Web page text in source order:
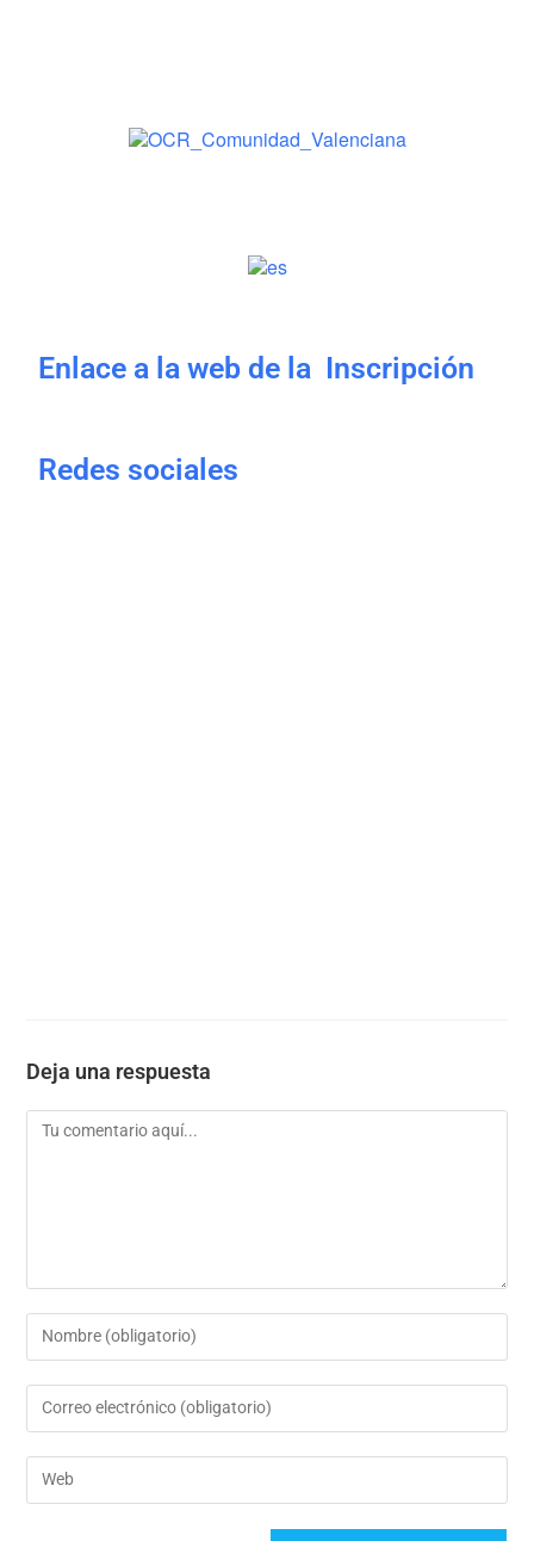
Enlace a la web de la Inscripción
Redes sociales
Deja una respuesta